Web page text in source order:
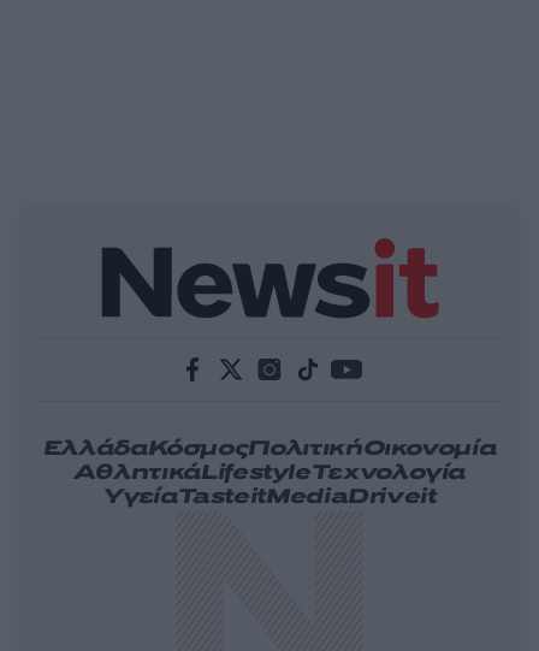
ΕλλάδαΚόσμοςΠολιτικήΟικονομία
ΑθλητικάLifestyleΤεχνολογία
ΥγείαTasteitMediaDriveit